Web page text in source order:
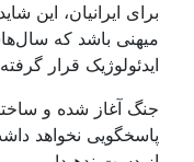
برای ایرانیان، این
میهنی باشد که
ایدئولوژیک قرار
جنگ آغاز شده و
پاسخگویی نخواهد